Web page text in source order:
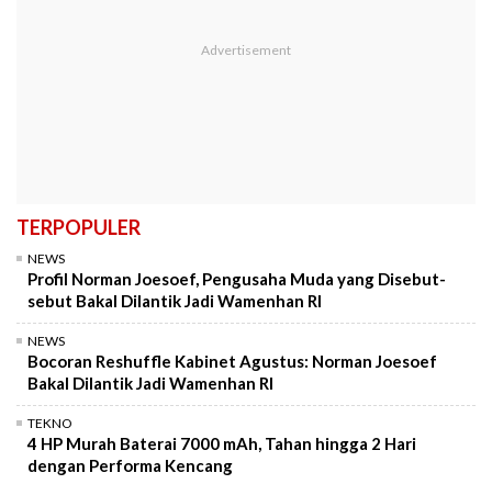
TERPOPULER
NEWS
Profil Norman Joesoef, Pengusaha Muda yang Disebut-
sebut Bakal Dilantik Jadi Wamenhan RI
NEWS
Bocoran Reshuffle Kabinet Agustus: Norman Joesoef
Bakal Dilantik Jadi Wamenhan RI
TEKNO
4 HP Murah Baterai 7000 mAh, Tahan hingga 2 Hari
dengan Performa Kencang